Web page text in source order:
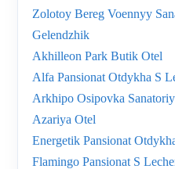
Zolotoy Bereg Voennyy
Gelendzhik
Akhilleon Park Butik Otel
Alfa Pansionat Otdykha S
Arkhipo Osipovka Sanatoriy
Azariya Otel
Energetik Pansionat
Flamingo Pansionat S